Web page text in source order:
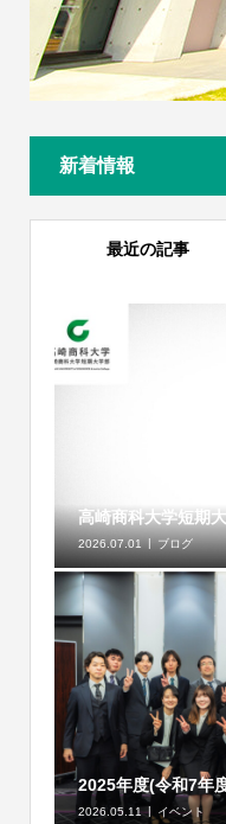
新着情報
最近の記事
高崎商科大学短期
2026.07.01 ブログ
2025年度(令和7年
2026.05.11 イベント